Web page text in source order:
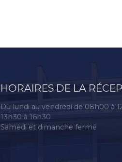
HORAIRES DE LA
Du lundi au vendredi de 08h00 à
13h30 à 16h30
Samedi et dimanche fermé